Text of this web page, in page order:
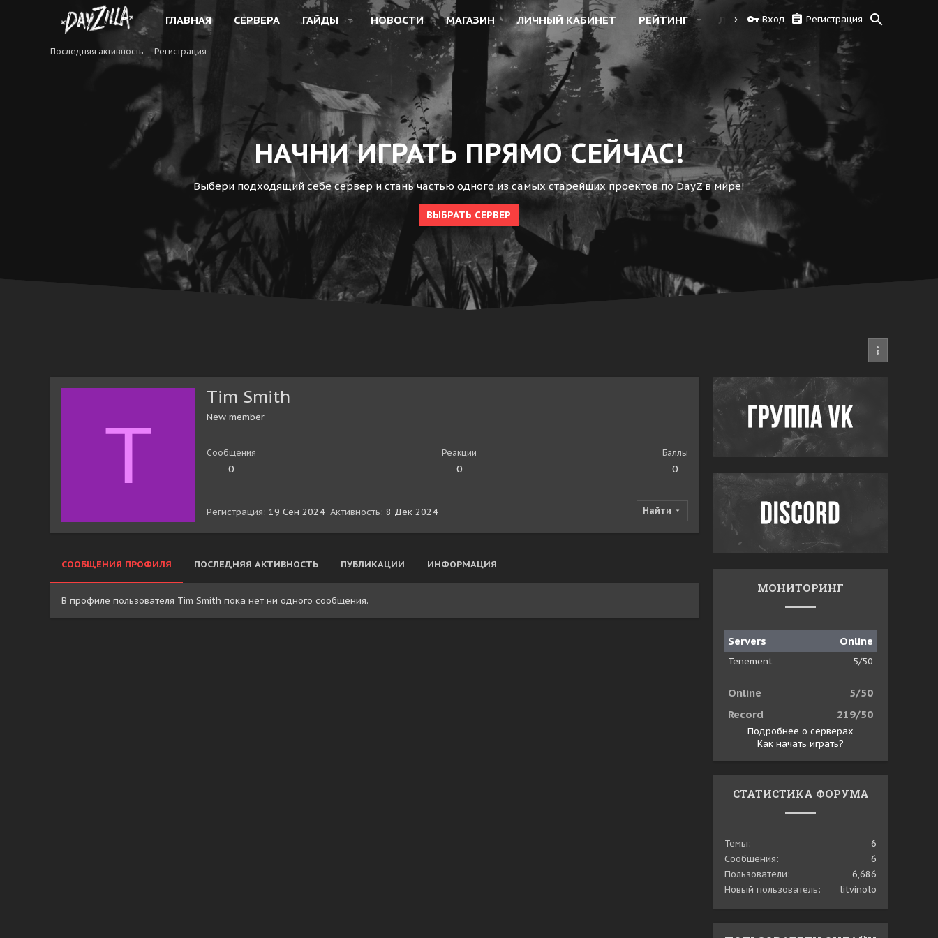
ГЛАВНАЯ СЕРВЕРА ГАЙДЫ НОВОСТИ МАГАЗИН ЛИЧНЫЙ КАБИНЕТ РЕЙТИНГ ЛОГИ КАРТА 1.24
Вход Регистрация
Последняя активность Регистрация
НАЧНИ ИГРАТЬ ПРЯМО СЕЙЧАС!
Выбери подходящий себе сервер и стань частью одного из самых старейших проектов по DayZ в мире!
ВЫБРАТЬ СЕРВЕР
T
Tim Smith
New member
Сообщения
0
Реакции
0
Баллы
0
Регистрация 19 Сен 2024 Активность 8 Дек 2024 Найти
СООБЩЕНИЯ ПРОФИЛЯ ПОСЛЕДНЯЯ АКТИВНОСТЬ ПУБЛИКАЦИИ ИНФОРМАЦИЯ
В профиле пользователя Tim Smith пока нет ни одного сообщения.
МОНИТОРИНГ
Servers Online
Tenement 5/50
Online
5/50
Record
219/50
Подробнее о серверах
Как начать играть?
СТАТИСТИКА ФОРУМА
Темы
6
Сообщения
6
Пользователи
6,686
Новый пользователь
litvinolo